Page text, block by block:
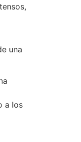
una
a los